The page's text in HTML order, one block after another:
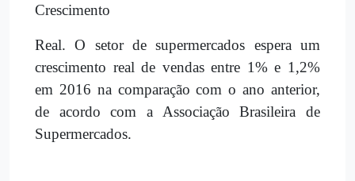
Crescimento
Real. O setor de supermercados espera um
crescimento real de vendas entre 1% e 1,2%
em 2016 na comparação com o ano anterior,
de acordo com a Associação Brasileira de
Supermercados.